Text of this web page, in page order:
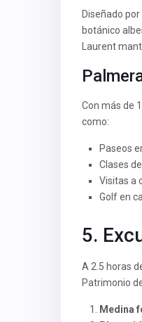
Diseñado
botánico
Laurent
Con más de
como:
Paseos
Clases
Visitas a
Golf en
5.
A 2.5 horas
Patrimonio
Medina